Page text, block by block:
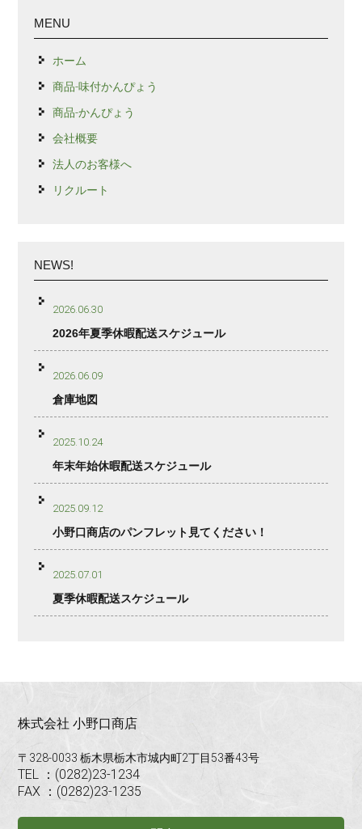
MENU
ホーム
商品-味付かんぴょう
商品-かんぴょう
会社概要
法人のお客様へ
リクルート
NEWS!
2026.06.30
2026年夏季休暇配送スケジュール
2026.06.09
倉庫地図
2025.10.24
年末年始休暇配送スケジュール
2025.09.12
小野口商店のパンフレット見てください！
2025.07.01
夏季休暇配送スケジュール
株式会社 小野口商店
〒328-0033 栃木県栃木市城内町2丁目53番43号
TEL ：(0282)23-1234
FAX ：(0282)23-1235